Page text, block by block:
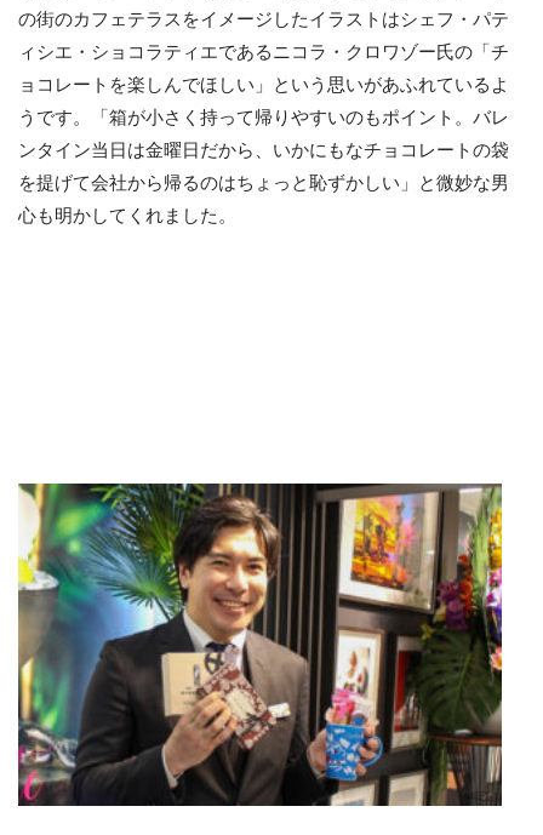
の街のカフェテラスをイメージしたイラストはシェフ・パテ
ィシエ・ショコラティエであるニコラ・クロワゾー氏の「チ
ョコレートを楽しんでほしい」という思いがあふれているよ
うです。「箱が小さく持って帰りやすいのもポイント。バレ
ンタイン当日は金曜日だから、いかにもなチョコレートの袋
を提げて会社から帰るのはちょっと恥ずかしい」と微妙な男
心も明かしてくれました。